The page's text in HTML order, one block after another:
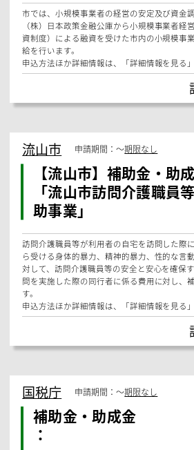
規企業の立地及び既存企業の事業規模拡大の
産業経済の振興、就業機会の拡大及び市民生
的とし実施しています。【茂原市雇用促進奨
新規正規雇用者の数に10万円を乗じて得た額
る。）とし、茂原市企業立地促進条例（平成
5条第2項の規定により企業立地奨励金の交付
者に対し、交付することができるとしていま
印西市 申請期間：〜期限なし
【印西市】補助金・助
「小規模事業者経営改善
融資）利子補給金制度
市では、小規模事業者の経営の安定及び資金
（株）日本政策金融公庫から小規模事業者経
資制度）による融資を受けた市内の小規模事
給を行います。
申込方法ほか詳細情報は、「詳細情報を見る
流山市 申請期間：〜 期限なし
【流山市】補助金・助成